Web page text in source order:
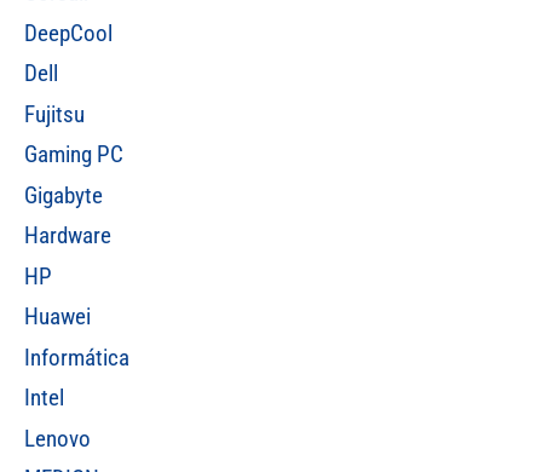
DeepCool
Dell
Fujitsu
Gaming PC
Gigabyte
Hardware
HP
Huawei
Informática
Intel
Lenovo